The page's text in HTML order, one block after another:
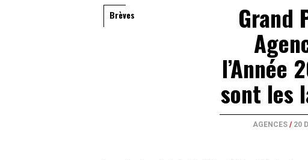
Brèves Grand
l’Année
sont les
AGENCES/ 20